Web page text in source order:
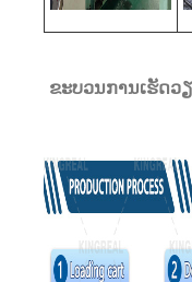
ຂະບວນການເຮັດວ